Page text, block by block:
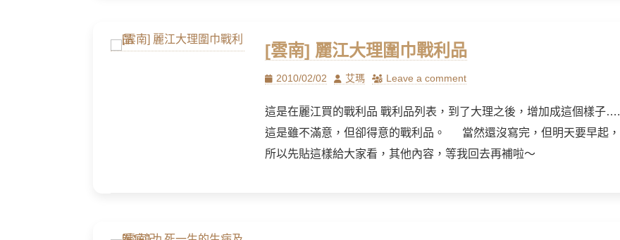
[雲南] 麗江大理圍巾戰利品
Posted
2010/02/02 Author
艾瑪 Leave a comment
這是在麗江買的戰利品 戰利品列表，到了大理之後，增加成這個樣子….
這是雖不滿意，但卻得意的戰利品。 當然還沒寫完，但明天要早起，
所以先貼這樣給大家看，其他內容，等我回去再補啦～